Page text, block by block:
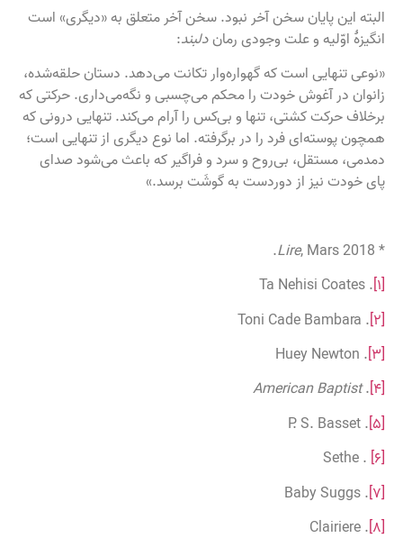
البته این پایان سخن آخر نبود. سخن آخر متعلق به «دیگری» است
انگیزهٔ اوّلیه و علت وجودی رمان دلبند:
«نوعی تنهایی است که گهواره‌وار تکانت می‌دهد. دستان حلقه‌شده،
زانوان در آغوش خودت را محکم می‌چسبی و نگه‌می‌داری. حرکتی که
برخلاف حرکت کشتی، تنها و بی‌کس را آرام می‌کند. تنهایی درونی که
همچون پوسته‌ای فرد را در برگرفته. اما نوع دیگری از تنهایی است؛
دمدمی، مستقل، بی‌روح و سرد و فراگیر که باعث می‌شود صدای
پای خودت نیز از دوردست به گوشَت برسد.»
*
Lire, Mars 2018.
. Ta Nehisi Coates
[۲]
. Toni Cade Bambara
. Huey Newton
.
American Baptist
[۵]
. P. S. Basset
. Sethe
[۷]
. Baby Suggs
. Clairiere